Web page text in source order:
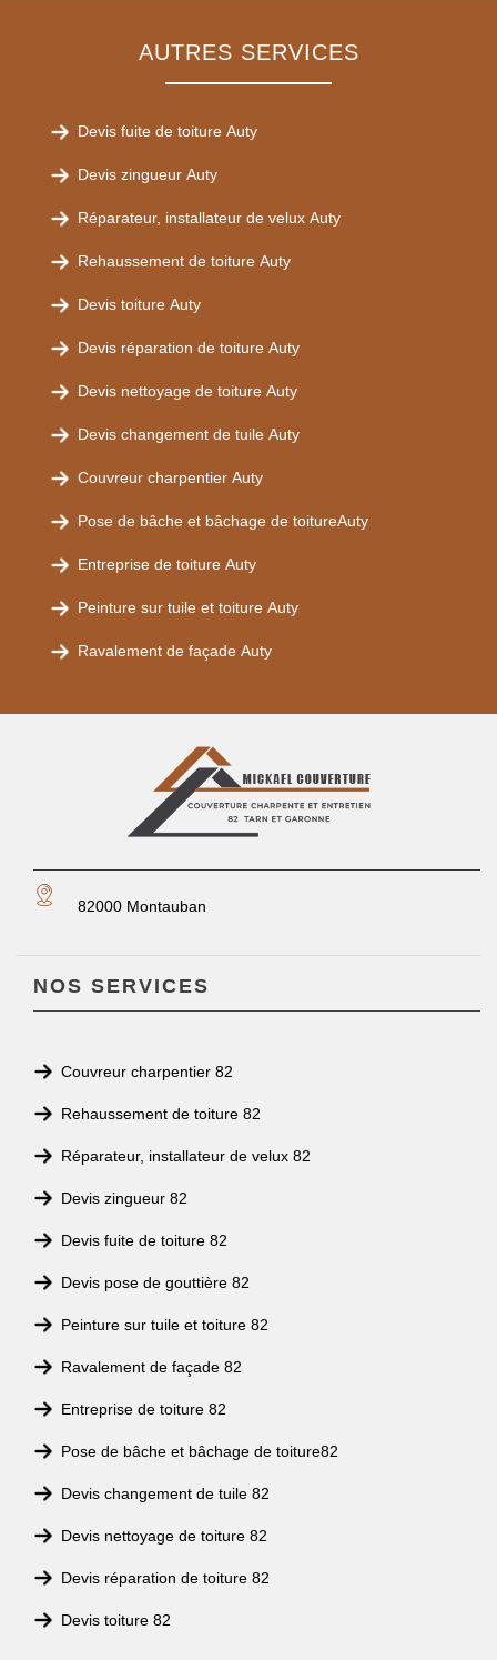
AUTRES SERVICES
Devis fuite de toiture Auty
Devis zingueur Auty
Réparateur, installateur de velux Auty
Rehaussement de toiture Auty
Devis toiture Auty
Devis réparation de toiture Auty
Devis nettoyage de toiture Auty
Devis changement de tuile Auty
Couvreur charpentier Auty
Pose de bâche et bâchage de toitureAuty
Entreprise de toiture Auty
Peinture sur tuile et toiture Auty
Ravalement de façade Auty
82000 Montauban
NOS SERVICES
Couvreur charpentier 82
Rehaussement de toiture 82
Réparateur, installateur de velux 82
Devis zingueur 82
Devis fuite de toiture 82
Devis pose de gouttière 82
Peinture sur tuile et toiture 82
Ravalement de façade 82
Entreprise de toiture 82
Pose de bâche et bâchage de toiture82
Devis changement de tuile 82
Devis nettoyage de toiture 82
Devis réparation de toiture 82
Devis toiture 82